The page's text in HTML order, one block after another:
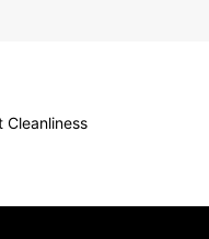
Cleanliness